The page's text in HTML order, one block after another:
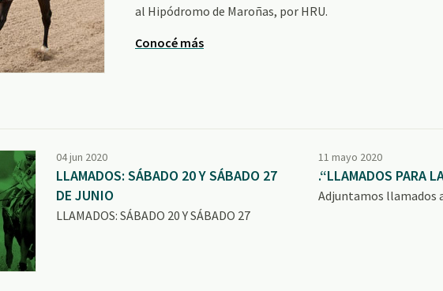
al Hipódromo de Maroñas, por HRU.
Conocé más
04 jun 2020
LLAMADOS: SÁBADO 20 Y SÁBADO 27
DE JUNIO
LLAMADOS: SÁBADO 20 Y SÁBADO 27
11 mayo 2020
.“LLAMADOS PARA
Adjuntamos llamados